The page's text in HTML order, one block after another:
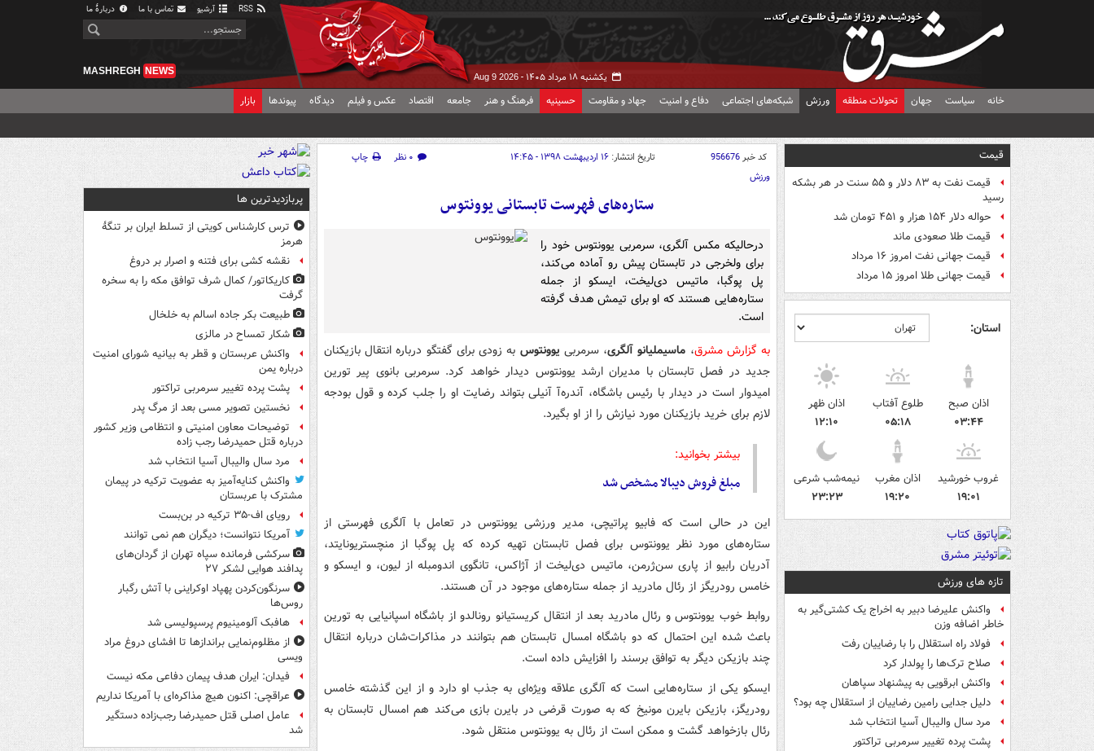
آرشیو تماس با ما دربارهٔ ما
یکشنبه ۱۸ مرداد ۱۴۰۵ - Aug 9 2026
MASHREGH NEWS
خانه سیاست جهان تحولات منطقه ورزش شبکه‌های اجتماعی دفاع و امنیت جهاد و مقاومت حسینیه فرهنگ و هنر جامعه اقتصاد عکس و فیلم دیدگاه پیوندها بازار
قیمت
قیمت نفت به ۸۳ دلار و ۵۵ سنت در هر بشکه
رسید
حواله دلار ۱۵۴ هزار و ۴۵۱ تومان شد
قیمت طلا صعودی ماند
قیمت جهانی نفت امروز ۱۶ مرداد
قیمت جهانی طلا امروز ۱۵ مرداد
استان:
اذان صبح
۰۳:۴۴
طلوع آفتاب
۰۵:۱۸
اذان ظهر
۱۲:۱۰
غروب خورشید
۱۹:۰۱
اذان مغرب
۱۹:۲۰
نیمه‌شب شرعی
۲۳:۲۳
تازه های ورزش
واکنش علیرضا دبیر به اخراج یک کشتی‌گیر به
خاطر اضافه وزن
فولاد راه استقلال را با رضاییان رفت
صلاح ترک‌ها را پولدار کرد
واکنش ابرقویی به پیشنهاد سپاهان
دلیل جدایی رامین رضاییان از استقلال چه بود؟
مرد سال والیبال آسیا انتخاب شد
پشت پرده تغییر سرمربی تراکتور
کد خبر956676 تاریخ انتشار: ۱۶ اردیبهشت ۱۳۹۸ - ۱۴:۴۵ ۰ نظر
چاپ
ورزش
ستاره‌های فهرست تابستانی یوونتوس
درحالیکه مکس آلگری، سرمربی یوونتوس خود را
برای ولخرجی در تابستان پیش رو آماده می‌کند،
پل پوگبا، ماتیس دی‌لیخت، ایسکو از جمله
ستاره‌هایی هستند که او برای تیمش هدف گرفته
است.
به گزارش مشرق، ماسیملیانو آلگری، سرمربی یوونتوس به زودی برای گفتگو درباره انتقال بازیکنان
جدید در فصل تابستان با مدیران ارشد یوونتوس دیدار خواهد کرد. سرمربی بانوی پیر تورین
امیدوار است در دیدار با رئیس باشگاه، آندره‌آ آنیلیبتواند رضایت او را جلب کرده و قول بودجه
لازم برای خرید بازیکنان مورد نیازش را از او بگیرد.
بیشتر بخوانید:
مبلغ فروشدیبالامشخص شد
این در حالی است که فابیو پراتیچی، مدیر ورزشی یوونتوس در تعامل با آلگریفهرستی از
ستاره‌های مورد نظر یوونتوس برای فصل تابستان تهیه کرده که پل پوگبا از منچستریونایتد،
آدریان رابیو از پاری سن‌ژرمن،ماتیس دی‌لیختاز آژاکس، تانگوی اندومبلهاز لیون، و ایسکوو
خامس رودریگز از رئال مادرید از جمله ستاره‌های موجود در آن هستند.
روابط خوب یوونتوس و رئال مادرید بعد از انتقال کریستیانو رونالدو از باشگاه اسپانیایی به تورین
باعث شده این احتمال که دو باشگاه امسال تابستان هم بتوانند در مذاکرات‌شان درباره انتقال
چند بازیکن دیگر به توافق برسند را افزایش داده است.
ایسکویکی از ستاره‌هایی است کهآلگری علاقه ویژه‌ای به جذب او دارد و از این گذشته خامس
رودریگز، بازیکن بایرن مونیخ که به صورت قرضی در بایرن بازی می‌کند هم امسال تابستان به
رئال بازخواهد گشت و ممکن است از رئال به یوونتوس منتقل شود.
پربازدیدترین ها
ترس کارشناس کویتی از تسلط ایران بر تنگۀ
هرمز
نقشه کشی برای فتنه و اصرار بر دروغ
کاریکاتور/ کمال شرف توافق مکه را به سخره
گرفت
طبیعت بکر جاده اسالم به خلخال
شکار تمساح در مالزی
واکنش عربستان و قطر به بیانیه شورای امنیت
درباره یمن
پشت پرده تغییر سرمربی تراکتور
نخستین تصویر مسی بعد از مرگ پدر
توضیحات معاون امنیتی و انتظامی وزیر کشور
درباره قتل حمیدرضا رجب زاده
مرد سال والیبال آسیا انتخاب شد
واکنش کنایه‌آمیز به عضویت ترکیه در پیمان
مشترک با عربستان
رویای اف-۳۵ ترکیه در بن‌بست
آمریکا نتوانست؛ دیگران هم نمی توانند
سرکشی فرمانده سپاه تهران از گردان‌های
پدافند هوایی لشکر ۲۷
سرنگون‌کردن پهپاد اوکراینی با آتش رگبار
روس‌ها
هافبک آلومینیوم پرسپولیسی شد
از مظلوم‌نمایی براندازها تا افشای دروغ مراد
ویسی
فیدان: ایران هدف پیمان دفاعی مکه نیست
عراقچی: اکنون هیچ مذاکره‌ای با آمریکا نداریم
عامل اصلی قتل حمیدرضا رجب‌زاده دستگیر
شد